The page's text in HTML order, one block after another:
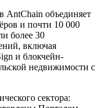
AntChain объединяет
и почти 10 000
более 30
включая
и блокчейн-
недвижимости с
сектора: